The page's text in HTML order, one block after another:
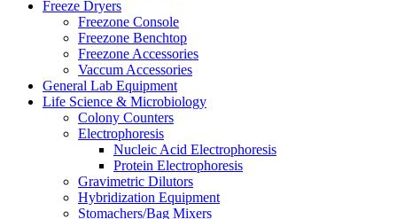
Freeze Dryers
Freezone Console
Freezone Benchtop
Freezone Accessories
Vaccum Accessories
General Lab Equipment
Life Science & Microbiology
Colony Counters
Electrophoresis
Nucleic Acid Electrophoresis
Protein Electrophoresis
Gravimetric Dilutors
Hybridization Equipment
Stomachers/Bag Mixers